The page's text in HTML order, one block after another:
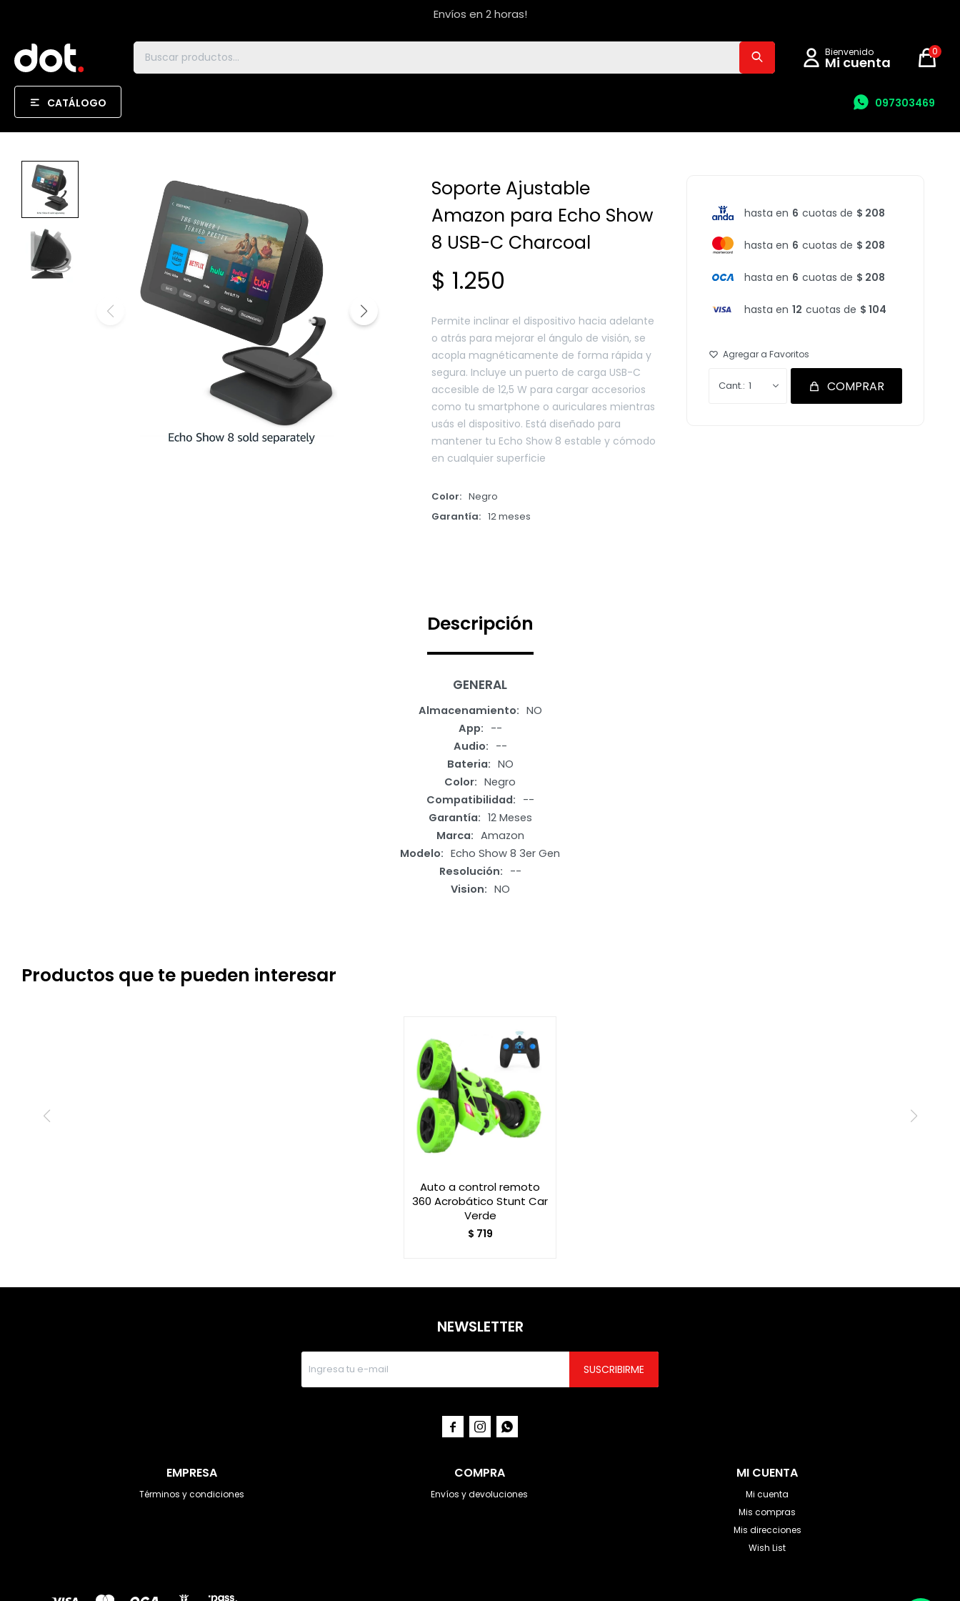
Envíos en 2 horas!
CATÁLOGO 097303469
0
Soporte Ajustable
Amazon para Echo Show
8 USB-C Charcoal
$ 1.250
Permite inclinar el dispositivo hacia adelante
o atrás para mejorar el ángulo de visión, se
acopla magnéticamente de forma rápida y
segura. Incluye un puerto de carga USB-C
accesible de 12,5 W para cargar accesorios
como tu smartphone o auriculares mientras
usás el dispositivo. Está diseñado para
mantener tu Echo Show 8 estable y cómodo
en cualquier superficie
Color
Negro
Garantía
12 meses
hasta en 6 cuotas de $ 208
hasta en 6 cuotas de $ 208
hasta en 6 cuotas de $ 208
hasta en 12 cuotas de $ 104
1 COMPRAR
Descripción
GENERAL
Almacenamiento
NO
App
--
Audio
--
Bateria
NO
Color
Negro
Compatibilidad
--
Garantía
12 Meses
Marca
Amazon
Modelo
Echo Show 8 3er Gen
Resolución
--
Vision
NO
Productos que te pueden interesar
Auto a control remoto
360 Acrobático Stunt Car
Verde
$ 719
EMPRESA
Términos y condiciones
COMPRA
Envíos y devoluciones
MI CUENTA
Mi cuenta
Mis compras
Mis direcciones
Wish List
NEWSLETTER
SUSCRIBIRME
  